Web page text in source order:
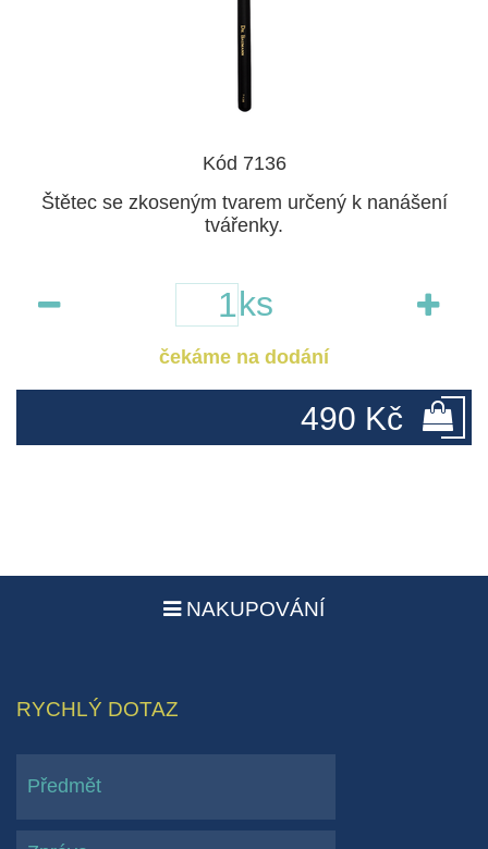
Kód 7136
Štětec se zkoseným tvarem určený k nanášení
tvářenky.
ks
čekáme na dodání
490 Kč
NAKUPOVÁNÍ
RYCHLÝ DOTAZ